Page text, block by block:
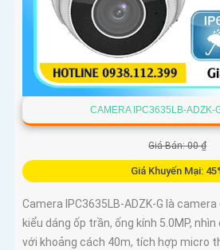
CAMERA IPC3635LB-ADZK-
Giá Bán: 00 ₫
Giá Khuyến Mại:
Camera IPC3635LB-ADZK-G là
kiểu dáng ốp trần, ống kính 5.0MP,
với khoảng cách 40m, tích hợp micro